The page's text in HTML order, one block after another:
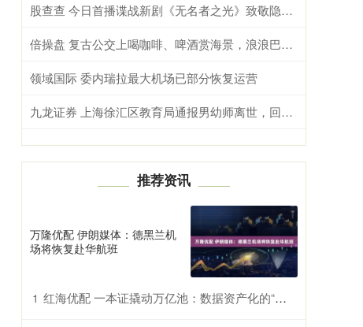
股查查 今日首播谍战新剧《无名者之光》致敬隐蔽战线默默无闻的无名英雄
倍操盘 复古公交上喝咖啡、啤酒赏海景，浪浪巴开启“移动看海”新范式
领域国际 委内瑞拉最大机场已部分恢复运营
九龙证券 上海徐汇区教育局通报男幼师离世，回应网传三大疑问
推荐资讯
万隆优配 伊朗媒体：德黑兰机
场将恢复赴华航班
1 红海优配 一本证撬动万亿池：数据资产化的“政策锚”与“司法盾”_登记_企业_跨境